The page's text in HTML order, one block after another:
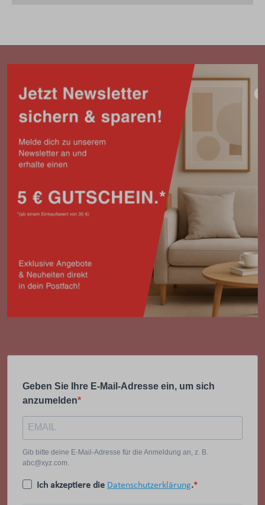
Geben Sie Ihre E-Mail-Adresse ein, um sich
anzumelden
Gib bitte deine E-Mail-Adresse für die Anmeldung an, z. B.
abc@xyz.com.
Ich akzeptiere die Datenschutzerklärung.